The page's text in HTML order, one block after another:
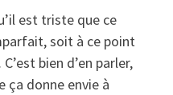
est triste que ce
soit à ce point
bien d’en parler,
ça donne envie à